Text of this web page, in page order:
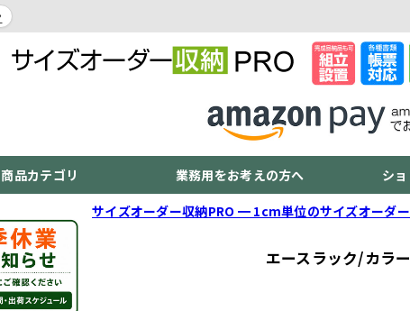
商品カテゴリ 業務用をお考えの方へ シ
サイズオーダー収納PRO ━ 1cm単位のサイズオーダ
エースラック/カラ